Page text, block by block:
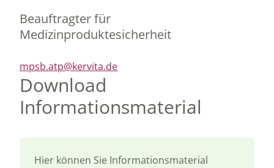
Beauftragter für
Medizinproduktesicherheit
mpsb.atp@kervita.de
Download
Informationsmaterial
Hier können Sie Informationsmaterial